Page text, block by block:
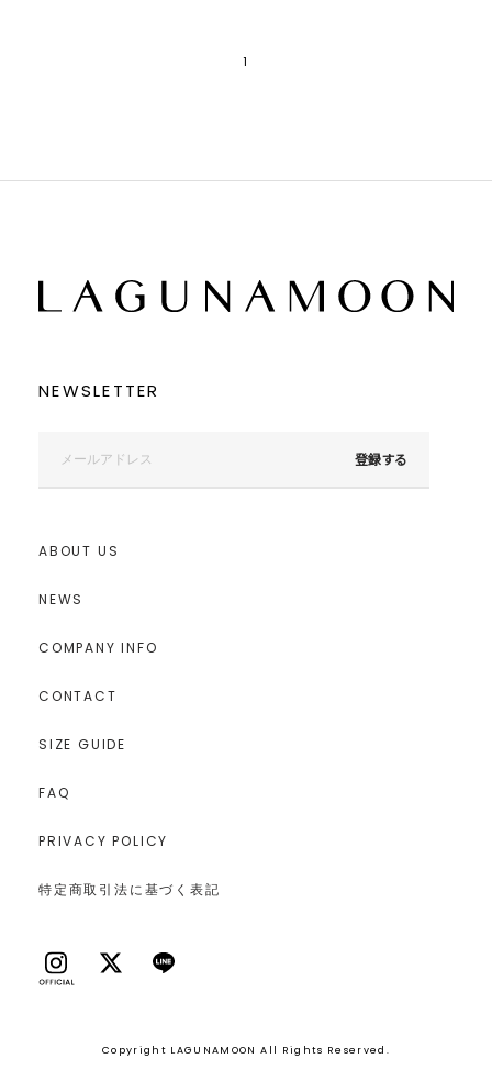
1
NEWSLETTER
登録する
ABOUT US
NEWS
COMPANY INFO
CONTACT
SIZE GUIDE
FAQ
PRIVACY POLICY
特定商取引法に基づく表記
Copyright LAGUNAMOON All Rights Reserved.